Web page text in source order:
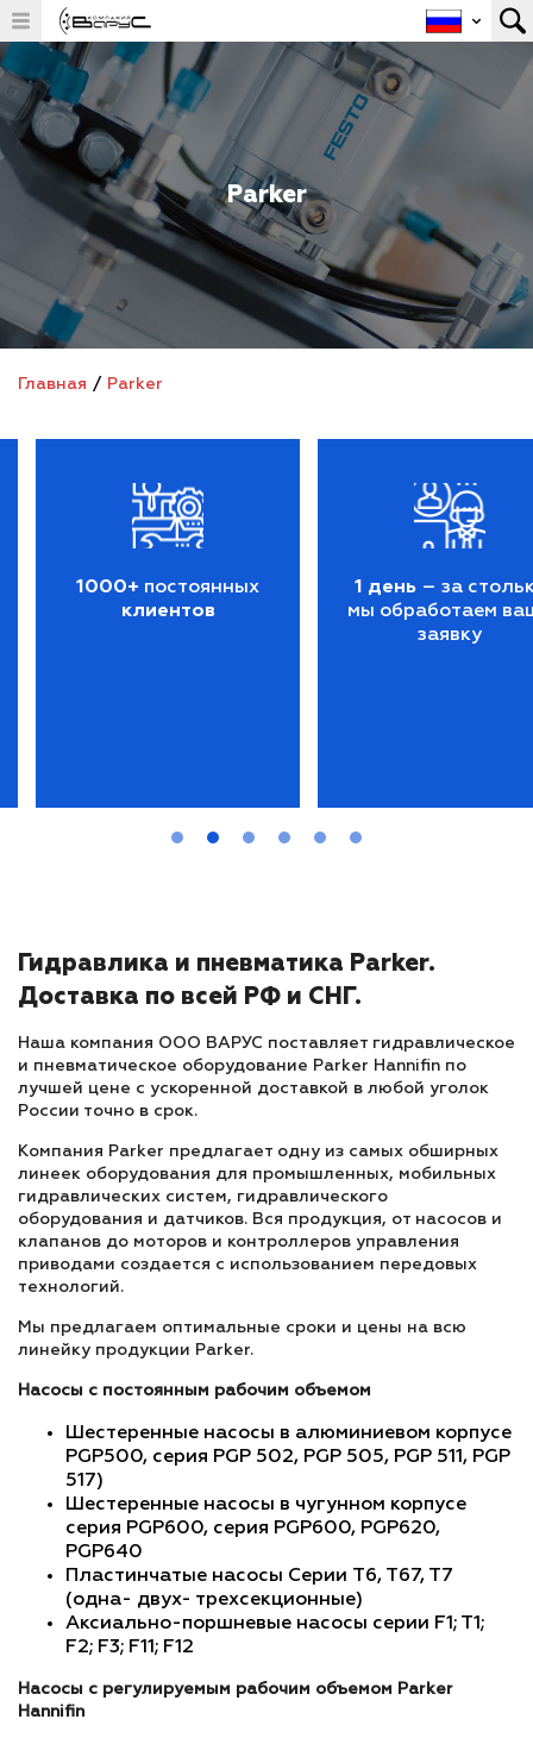
Parker
Главная / Parker
1000+ постоянных
клиентов
1 день– за
мы обработаем
заявку
Гидравлика и пневматика Parker.
Доставка по всей РФ и СНГ.
Наша компания ООО ВАРУС поставляет гидравлическое
и пневматическое оборудование Parker Hannifin по
лучшей цене с ускоренной доставкой в любой уголок
России точно в срок.
Компания Parker предлагает одну из самых обширных
линеек оборудования для промышленных, мобильных
гидравлических систем, гидравлического
оборудования и датчиков. Вся продукция, от насосов и
клапанов до моторов и контроллеров управления
приводами создается с использованием передовых
технологий.
Мы предлагаем оптимальные сроки и цены на всю
линейку продукции Parker.
Насосы с постоянным рабочим объемом
Шестеренные насосы в алюминиевом корпусе
PGP500, серия PGP 502, PGP 505, PGP 511, PGP
517)
Шестеренные насосы в чугунном корпусе
серия PGP600, серия PGP600, PGP620,
PGP640
Пластинчатые насосы Серии T6, T67, T7
(одна- двух- трехсекционные)
Аксиально-поршневые насосы серии F1; T1;
F2; F3; F11; F12
Насосы с регулируемым рабочим объемом Parker
Hannifin